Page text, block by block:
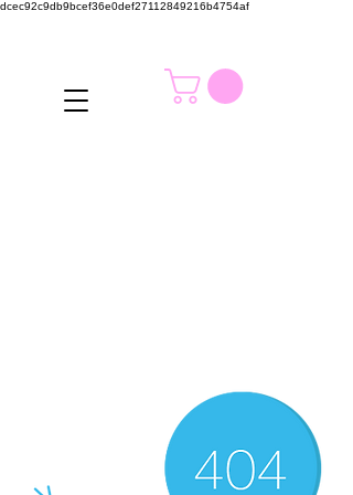
dcec92c9db9bcef36e0def27112849216b4754af